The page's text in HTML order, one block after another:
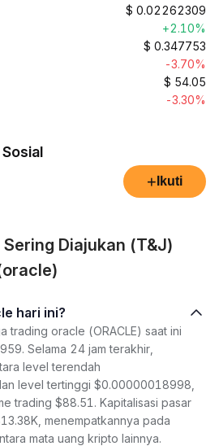
$ 0.02262309
+2.10%
$ 0.347753
-3.70%
$ 54.05
-3.30%
+ Ikuti
Diajukan (T&J)
hari ini?
trading oracle (ORACLE) saat ini
Selama 24 jam terakhir,
level terendah
level tertinggi $0.00000018998,
trading $88.51. Kapitalisasi pasar
menempatkannya pada
mata uang kripto lainnya.